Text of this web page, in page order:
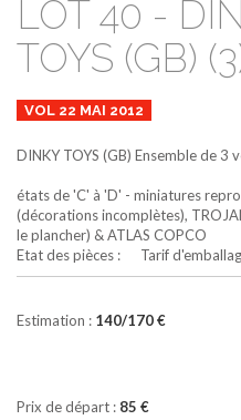
LOT 40 -
TOYS (GB)
VOL 22 MAI 2012
DINKY TOYS (GB) Ensemble de 3
états de 'C' à 'D' - miniatures
(décorations incomplètes),
le plancher) & ATLAS COPCO
Etat des pièces : Tarif
Estimation : 140/170 €
Prix de départ : 85 €